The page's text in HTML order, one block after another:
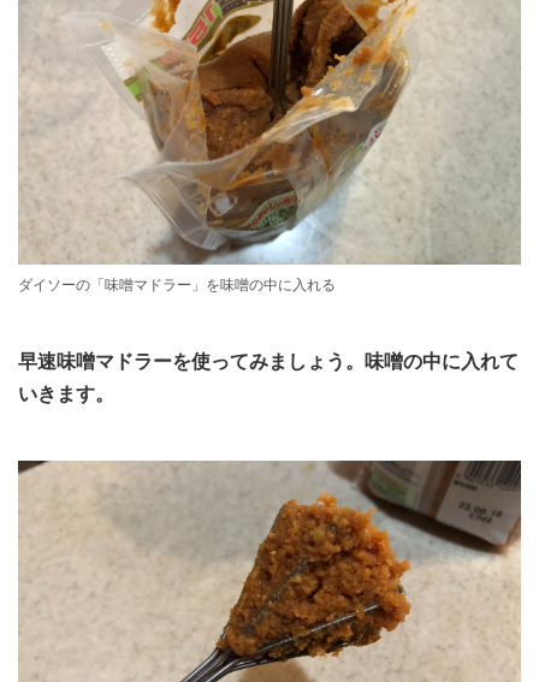
ダイソーの「味噌マドラー」を味噌の中に入れる
早速味噌マドラーを使ってみましょう。味噌の中に入れて
いきます。